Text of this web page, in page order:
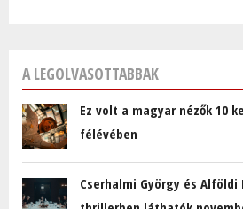
A LEGOLVASOTTABBAK
Ez volt a magyar nézők 10
félévében
Cserhalmi György és